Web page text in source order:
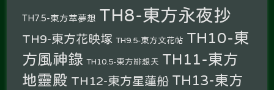
TH7.5-東方萃夢想 TH8-東方永夜抄
TH9-東方花映塚 TH9.5-東方文花帖 TH10-東
方風神錄 TH10.5-東方緋想天 TH11-東方
地靈殿 TH12-東方星蓮船 TH13-東方